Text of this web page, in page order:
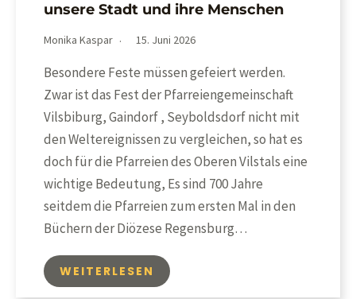
unsere Stadt und ihre Menschen
Monika Kaspar 15. Juni 2026
Besondere Feste müssen gefeiert werden.
Zwar ist das Fest der Pfarreiengemeinschaft
Vilsbiburg, Gaindorf , Seyboldsdorf nicht mit
den Weltereignissen zu vergleichen, so hat es
doch für die Pfarreien des Oberen Vilstals eine
wichtige Bedeutung, Es sind 700 Jahre
seitdem die Pfarreien zum ersten Mal in den
Büchern der Diözese Regensburg…
WEITERLESEN